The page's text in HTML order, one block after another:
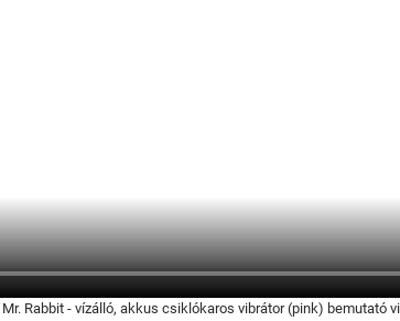
Rabbit - vízálló, akkus csiklókaros vibrátor (pink) bemutató